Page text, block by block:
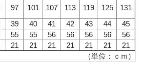
97 101 107 113 119 125
131
39 40 41 42 43 44
45
55 55 56 56 56 56
56
21 21 21 21 21 21
21
（単位：ｃｍ）